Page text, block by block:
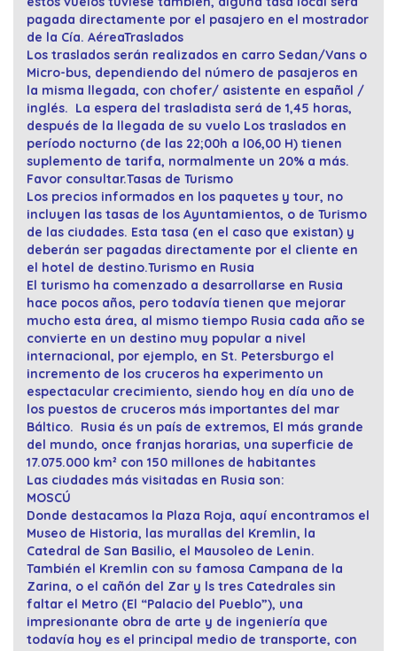
pagada directamente por el pasajero en el mostrador
de la Cía. AéreaTraslados
Los traslados serán realizados en carro Sedan/Vans o
Micro-bus, dependiendo del número de pasajeros en
la misma llegada, con chofer/ asistente en español /
inglés. La espera del trasladista será de 1,45 horas,
después de la llegada de su vuelo Los traslados en
período nocturno (de las 22;00h a l06,00 H) tienen
suplemento de tarifa, normalmente un 20% a más.
Favor consultar.Tasas de Turismo
Los precios informados en los paquetes y tour, no
incluyen las tasas de los Ayuntamientos, o de Turismo
de las ciudades. Esta tasa (en el caso que existan) y
deberán ser pagadas directamente por el cliente en
el hotel de destino.Turismo en Rusia
El turismo ha comenzado a desarrollarse en Rusia
hace pocos años, pero todavía tienen que mejorar
mucho esta área, al mismo tiempo Rusia cada año se
convierte en un destino muy popular a nivel
internacional, por ejemplo, en St. Petersburgo el
incremento de los cruceros ha experimento un
espectacular crecimiento, siendo hoy en día uno de
los puestos de cruceros más importantes del mar
Báltico. Rusia és un país de extremos, El más grande
del mundo, once franjas horarias, una superficie de
17.075.000 km² con 150 millones de habitantes
Las ciudades más visitadas en Rusia son:
MOSCÚ
Donde destacamos la Plaza Roja, aquí encontramos el
Museo de Historia, las murallas del Kremlin, la
Catedral de San Basilio, el Mausoleo de Lenin.
También el Kremlin con su famosa Campana de la
Zarina, o el cañón del Zar y ls tres Catedrales sin
faltar el Metro (El “Palacio del Pueblo”), una
impresionante obra de arte y de ingeniería que
todavía hoy es el principal medio de transporte, con